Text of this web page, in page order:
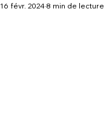
16 févr. 2024 8 min de lecture